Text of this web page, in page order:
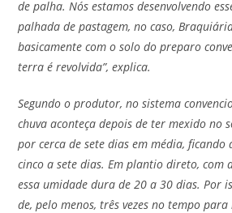
de palha. Nós estamos desenvolvendo
palhada de pastagem, no caso,
basicamente com o solo do preparo
terra é revolvida”, explica.
Segundo o produtor, no sistema
chuva aconteça depois de ter mexido no
por cerca de sete dias em média,
cinco a sete dias. Em plantio direto, com
essa umidade dura de 20 a 30 dias. Por
de, pelo menos, três vezes no tempo